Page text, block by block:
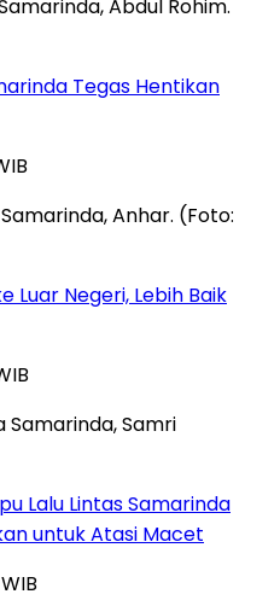
Tegas Hentikan
Luar Negeri, Lebih Baik
Lalu Lintas Samarinda
untuk Atasi Macet